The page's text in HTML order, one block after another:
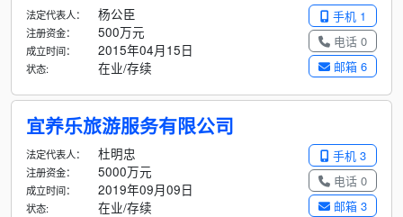
手机 1
电话 0
邮箱 6
法定代表人： 杨公臣
注册资金： 500万元
成立时间： 2015年04月15日
状态: 在业/存续
宜养乐旅游服务有限公司
手机 3
电话 0
邮箱 3
法定代表人： 杜明忠
注册资金： 5000万元
成立时间： 2019年09月09日
状态: 在业/存续